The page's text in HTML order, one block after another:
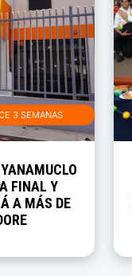
3 SEMANAS
FINAL Y
A MÁS DE